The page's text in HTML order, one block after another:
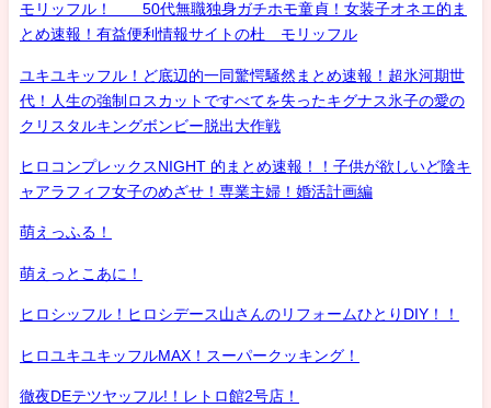
モリッフル！ 50代無職独身ガチホモ童貞！女装子オネエ的ま
とめ速報！有益便利情報サイトの杜 モリッフル
ユキユキッフル！ど底辺的一同驚愕騒然まとめ速報！超氷河期世
代！人生の強制ロスカットですべてを失ったキグナス氷子の愛の
クリスタルキングボンビー脱出大作戦
ヒロコンプレックスNIGHT 的まとめ速報！！子供が欲しいど陰キ
ャアラフィフ女子のめざせ！専業主婦！婚活計画編
萌えっふる！
萌えっとこあに！
ヒロシッフル！ヒロシデース山さんのリフォームひとりDIY！！
ヒロユキユキッフルMAX！スーパークッキング！
徹夜DEテツヤッフル!！レトロ館2号店！